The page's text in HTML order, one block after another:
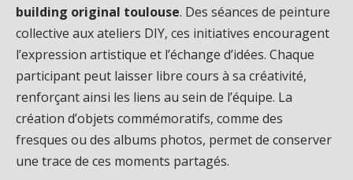
building original toulouse. Des séances de peinture
collective aux ateliers DIY, ces initiatives encouragent
l’expression artistique et l’échange d’idées. Chaque
participant peut laisser libre cours à sa créativité,
renforçant ainsi les liens au sein de l’équipe. La
création d’objets commémoratifs, comme des
fresques ou des albums photos, permet de conserver
une trace de ces moments partagés.